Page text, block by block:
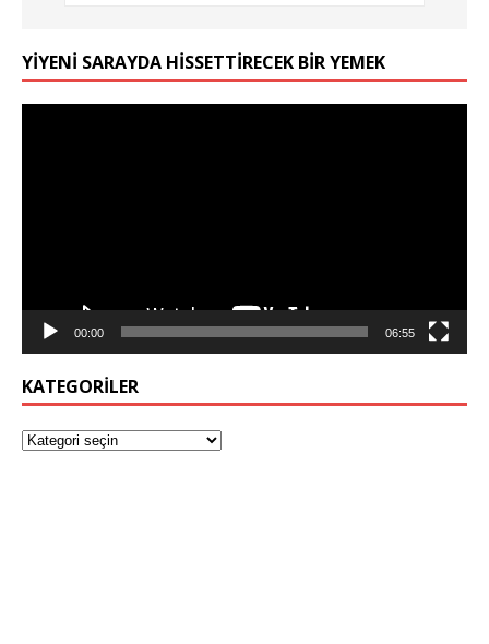
YIYENI SARAYDA HISSETTIRECEK BIR YEMEK
00:00 06:55
KATEGORILER